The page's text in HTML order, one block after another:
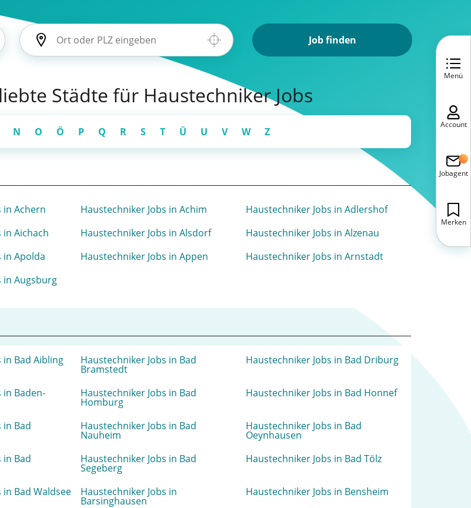
Job finden
Städte für Haustechniker Jobs
N O Ö P Q R S T Ü U V W Z
in Achern Haustechniker Jobs in Achim
Haustechniker Jobs in Adlershof
in Aichach Haustechniker Jobs in Alsdorf
Haustechniker Jobs in Alzenau
in Apolda Haustechniker Jobs in Appen
Haustechniker Jobs in Arnstadt
in Augsburg
in Bad Aibling Haustechniker Jobs in Bad
Bramstedt
Haustechniker Jobs in Bad Driburg
in Baden- Haustechniker Jobs in Bad
Homburg
Haustechniker Jobs in Bad Honnef
in Bad Haustechniker Jobs in Bad
Nauheim
Haustechniker Jobs in Bad
Oeynhausen
in Bad Haustechniker Jobs in Bad
Segeberg
Haustechniker Jobs in Bad Tölz
Bad Waldsee Haustechniker Jobs in
Barsinghausen
Haustechniker Jobs in Bensheim
Menü
Account
Jobagent
Merken